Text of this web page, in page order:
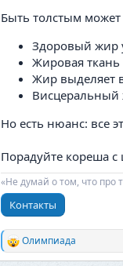
Быть толстым
Здоровый жир
Жировая
Жир выделяет
Висцеральный
Но есть нюанс: все
Порадуйте кореша
«Не думай о том, что про
Контакты
Р
е
Олимпиада